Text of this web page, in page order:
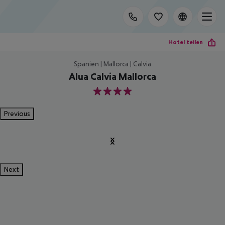
Hotel teilen
Spanien | Mallorca | Calvia
Alua Calvia Mallorca
4
Previous
Next